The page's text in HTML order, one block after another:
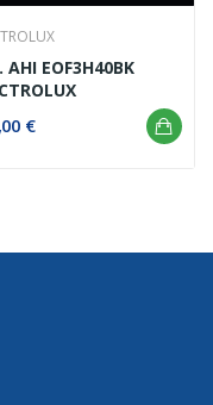
AHI EOF3H40BK
€